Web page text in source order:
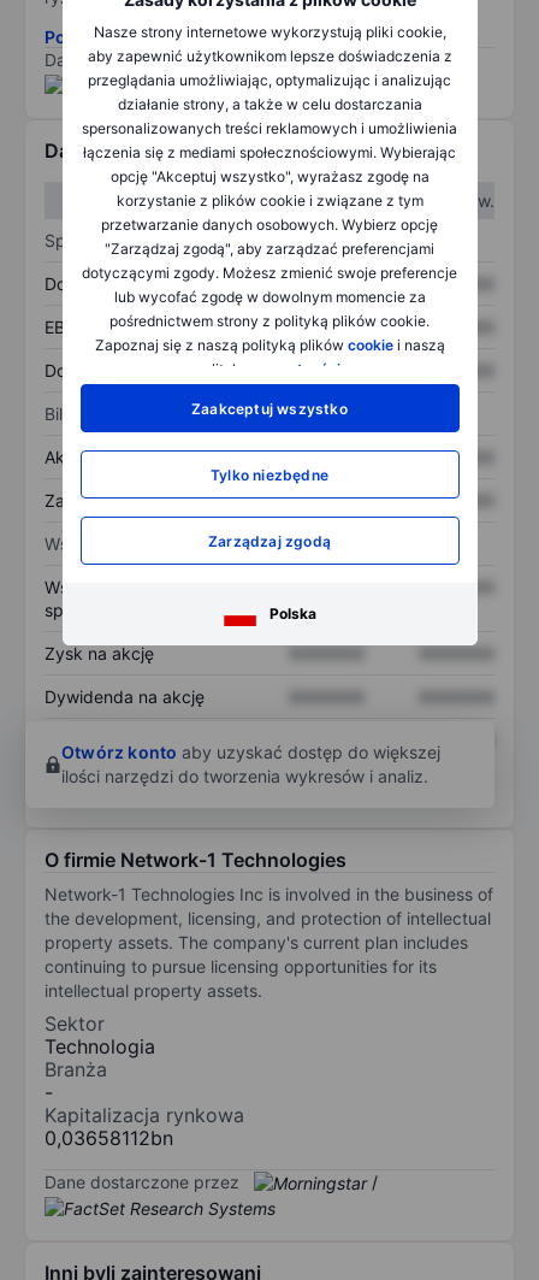
Nasze strony internetowe wykorzystują pliki cookie,
aby zapewnić użytkownikom lepsze doświadczenia z
przeglądania umożliwiając, optymalizując i analizując
działanie strony, a także w celu dostarczania
spersonalizowanych treści reklamowych i umożliwienia
łączenia się z mediami społecznościowymi. Wybierając
opcję "Akceptuj wszystko", wyrażasz zgodę na
korzystanie z plików cookie i związane z tym
przetwarzanie danych osobowych. Wybierz opcję
"Zarządzaj zgodą", aby zarządzać preferencjami
dotyczącymi zgody. Możesz zmienić swoje preferencje
lub wycofać zgodę w dowolnym momencie za
pośrednictwem strony z polityką plików cookie.
Zapoznaj się z naszą polityką plików cookiei naszą
polityką
prywatności
Zaakceptuj wszystko
Tylko niezbędne
Zarządzaj zgodą
Polska
Pobierz metodologię ryzyka ESG.
Dane dostarczone przez
/
Dane finansowe
W I kw.
W II kw.
Sprawozdanie z zysków
Dochód XXXXXXX XXXXXXX
EBITDA XXXXXXX XXXXXXX
Dochód netto XXXXXXX
Bilans
Aktywa ogółem XXXXXXX XXXXXXX
Zadłużenie ogółem XXXXXXX XXXXXXX
Wskaźniki
Współczynnik cena do
sprzedaży
Zysk na akcję
Dywidenda na akcję
własnego
Otwórz konto aby uzyskać dostęp do większej
ilości narzędzi do tworzenia wykresów i analiz.
O firmie Network-1 Technologies
Network-1 Technologies Inc is involved in the business of
the development, licensing, and protection of intellectual
property assets. The company's current plan includes
continuing to pursue licensing opportunities for its
intellectual property assets.
Sektor
Technologia
Branża
-
Kapitalizacja rynkowa
0,03658112bn
Dane dostarczone przez /
Inni byli zainteresowani